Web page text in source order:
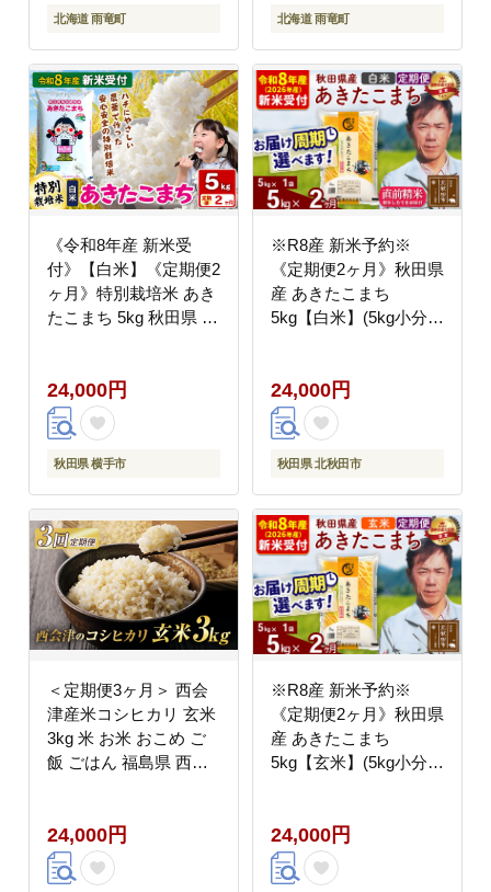
北海道 雨竜町 北海道 雨竜町
《令和8年産 新米受
付》【白米】《定期便2
ヶ月》特別栽培米 あき
たこまち 5kg 秋田県 横
田こまち 米 お米 こめ]
24,000円
秋田県 横手市
※R8産 新米予約※
《定期便2ヶ月》秋田県
産 あきたこまち
5kg【白米】(5kg小分け
月に調整OK お米 みそ
らファーム [みそらファ
ーム 秋田 お米 あきた
こまち 米どころ 東北
てもおいしい おにぎり
おむすび お弁当 白米]
24,000円
秋田県 北秋田市
＜定期便3ヶ月＞ 西会
津産米コシヒカリ 玄米
3kg 米 お米 おこめ ご
飯 ごはん 福島県 西会
24,000円
※R8産 新米予約※
《定期便2ヶ月》秋田県
産 あきたこまち
5kg【玄米】(5kg小分け
月に調整OK お米 みそ
らファーム [みそらファ
ーム 秋田 お米 あきた
24,000円